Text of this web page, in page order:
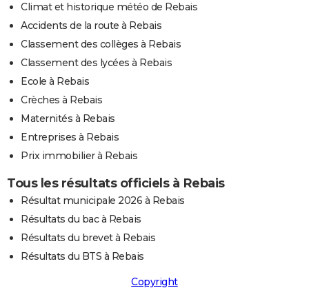
Climat et historique météo de Rebais
Accidents de la route à Rebais
Classement des collèges à Rebais
Classement des lycées à Rebais
Ecole à Rebais
Crèches à Rebais
Maternités à Rebais
Entreprises à Rebais
Prix immobilier à Rebais
Tous les résultats officiels à Rebais
Résultat municipale 2026 à Rebais
Résultats du bac à Rebais
Résultats du brevet à Rebais
Résultats du BTS à Rebais
Copyright